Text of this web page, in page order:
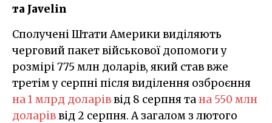
та Javelin
Сполучені Штати Америки виділяють
черговий пакет військової допомоги у
розмірі 775 млн доларів, який став вже
третім у серпні після виділення озброєння
на 1 млрд доларіввід 8 серпня тана 550 млн
доларіввід 2 серпня. А загалом з лютого